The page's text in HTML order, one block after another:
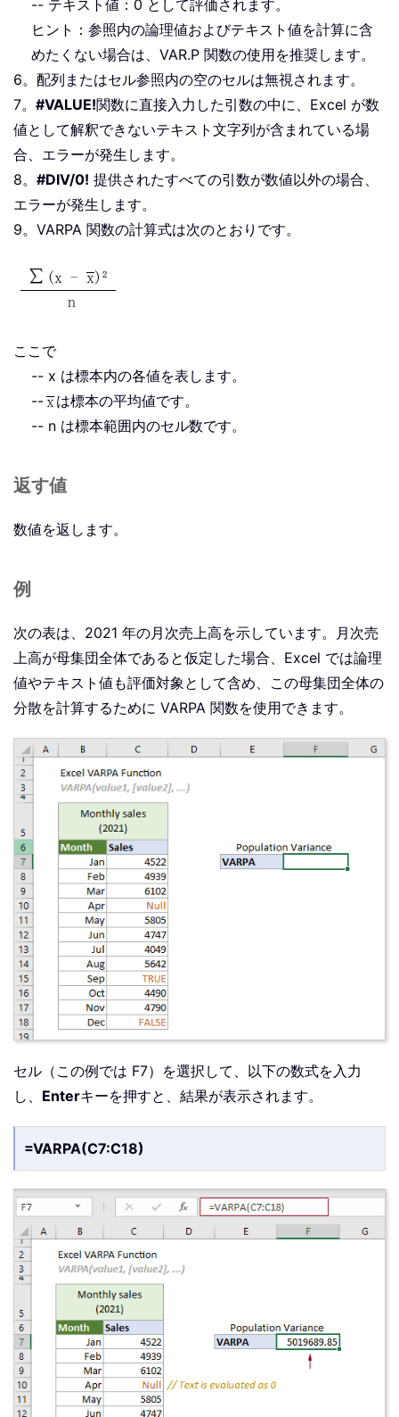
-- テキスト値：0 として評価されます。
ヒント：参照内の論理値およびテキスト値を計算に含
めたくない場合は、VAR.P 関数の使用を推奨します。
6。配列またはセル参照内の空のセルは無視されます。
7。 #VALUE!関数に直接入力した引数の中に、Excel が数
値として解釈できないテキスト文字列が含まれている場
合、エラーが発生します。
8。 #DIV/0! 提供されたすべての引数が数値以外の場合、
エラーが発生します。
9。VARPA 関数の計算式は次のとおりです。
ここで
-- x は標本内の各値を表します。
--
は標本の平均値です。
-- n は標本範囲内のセル数です。
返す値
数値を返します。
例
次の表は、2021 年の月次売上高を示しています。月次売
上高が母集団全体であると仮定した場合、Excel では論理
値やテキスト値も評価対象として含め、この母集団全体の
分散を計算するために VARPA 関数を使用できます。
セル（この例では F7）を選択して、以下の数式を入力
し、 Enterキーを押すと、結果が表示されます。
=VARPA(C7:C18)